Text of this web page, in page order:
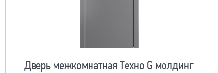
Дверь межкомнатная Техно G молдинг